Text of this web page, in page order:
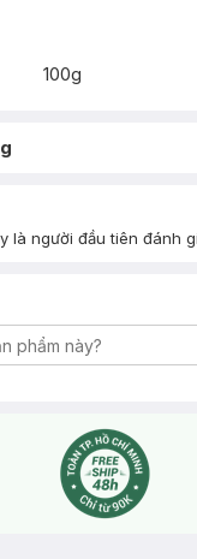
100g
là người đầu tiên đánh